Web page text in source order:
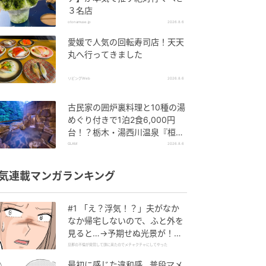
３名店
otonamuse.jp 2026.8.6
愛媛で人気の回転寿司店！天天
丸へ行ってきました
リビングWeb 2026.8.6
古民家の囲炉裏料理と10種の湯
めぐり付きで1泊2食6,000円
台！？栃木・湯西川温泉『桓武
平氏ゆかりの宿 揚羽』で叶う秘
GLAM 2026.8.6
連載マンガランキング
#1 「え？浮気！？」夫がなか
なか帰宅しないので、ふと外を
見ると…→予期せぬ光景が！｜
旦那の不倫が発覚して頭に来た
旦那の不倫が発覚して頭に来たのでメチャクチャにしてやった